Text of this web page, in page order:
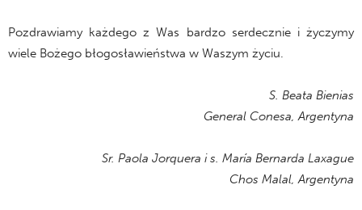
Pozdrawiamy każdego z Was bardzo serdecznie i życzymy
wiele Bożego błogosławieństwa w Waszym życiu.
S. Beata Bienias
General Conesa, Argentyna
Sr. Paola Jorquera i s. María Bernarda Laxague
Chos Malal, Argentyna